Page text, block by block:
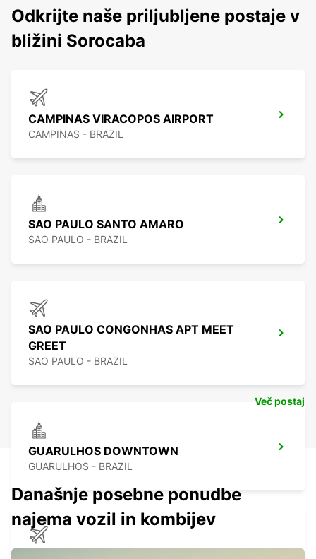
Odkrijte naše priljubljene postaje v
bližini Sorocaba
CAMPINAS VIRACOPOS AIRPORT
CAMPINAS - BRAZIL
SAO PAULO SANTO AMARO
SAO PAULO - BRAZIL
SAO PAULO CONGONHAS APT MEET
GREET
SAO PAULO - BRAZIL
GUARULHOS DOWNTOWN
GUARULHOS - BRAZIL
Več postaj
Današnje posebne ponudbe
najema vozil in kombijev